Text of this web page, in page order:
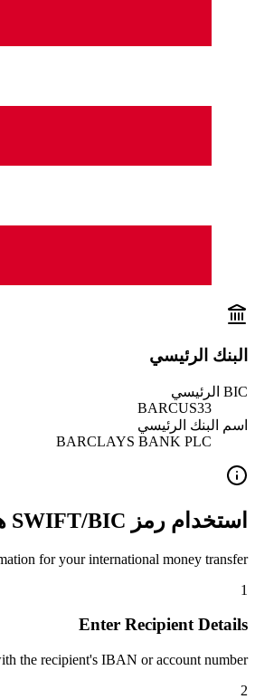
البنك الرئيسي
BIC الرئيسي
BARCUS33
اسم البنك الرئيسي
BARCLAYS BANK PLC
استخدام رمز SWIFT/BIC هذا
for your international money transfer
1
Enter Recipient Details
the recipient's IBAN or account number.
2